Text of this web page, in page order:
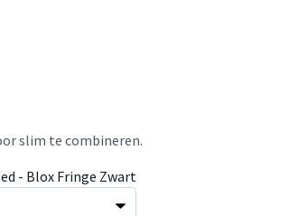
slim te combineren.
- Blox Fringe Zwart